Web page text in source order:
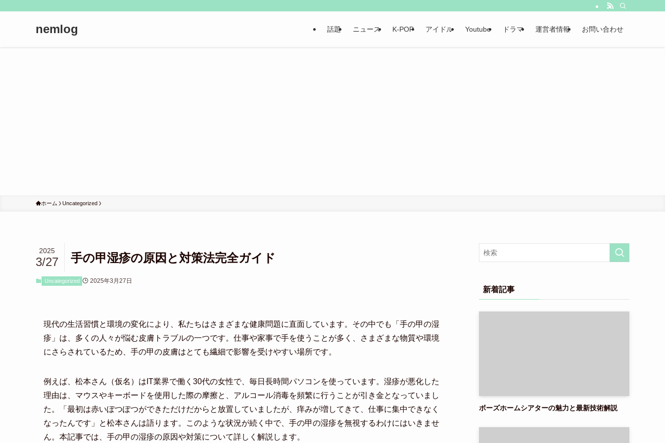
nemlog 話題 ニュース K-POP アイドル Youtube ドラマ 運営者情報 お問い合わせ
ホーム Uncategorized
手の甲湿疹の原因と対策法完全ガイド
2025
3/27
Uncategorized 2025年3月27日
現代の生活習慣と環境の変化により、私たちはさまざまな健康問題に直面しています。その中でも「手の甲の湿
疹」は、多くの人々が悩む皮膚トラブルの一つです。仕事や家事で手を使うことが多く、さまざまな物質や環境
にさらされているため、手の甲の皮膚はとても繊細で影響を受けやすい場所です。
例えば、松本さん（仮名）はIT業界で働く30代の女性で、毎日長時間パソコンを使っています。湿疹が悪化した
理由は、マウスやキーボードを使用した際の摩擦と、アルコール消毒を頻繁に行うことが引き金となっていまし
た。「最初は赤いぽつぽつができただけだからと放置していましたが、痒みが増してきて、仕事に集中できなく
なったんです」と松本さんは語ります。このような状況が続く中で、手の甲の湿疹を無視するわけにはいきませ
ん。本記事では、手の甲の湿疹の原因や対策について詳しく解説します。
新着記事
ボーズホームシアターの魅力と最新技術解説